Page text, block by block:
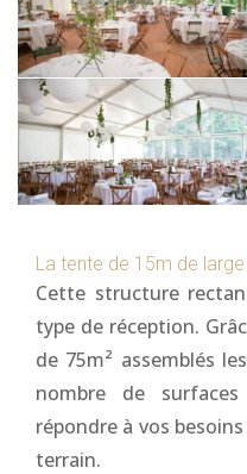
La tente de 15m de large
Cette structure
type de réception.
de 75m² assemblés
nombre de
répondre à vos
terrain.